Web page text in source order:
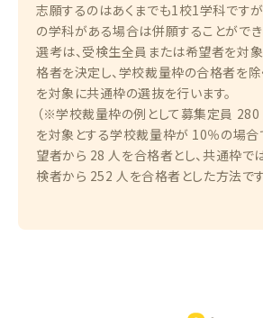
志願するのはあくまでも1校1学科です
の学科がある場合は併願することができ
選考は、受検生全員または希望者を対
格者を決定し、学校裁量枠の合格者を
を対象に共通枠の選抜を行います。
（※学校裁量枠の例として募集定員 280
を対象とする学校裁量枠が 10％の場
望者から 28 人を合格者とし、共通枠で
検者から 252 人を合格者とした方法です